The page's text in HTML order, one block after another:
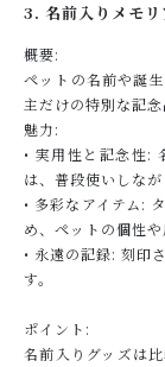
3. 名前入りメモリ
概要:
ペットの名前や誕
主だけの特別な記念
魅力:
• 実用性と記念性:
は、普段使いしな
• 多彩なアイテム:
め、ペットの個性や
• 永遠の記録: 刻印
す。
ポイント:
名前入りグッズは